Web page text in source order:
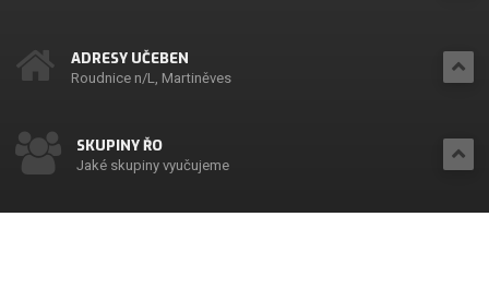
ADRESY UČEBEN
Roudnice n/L, Martiněves
SKUPINY ŘO
Jaké skupiny vyučujeme